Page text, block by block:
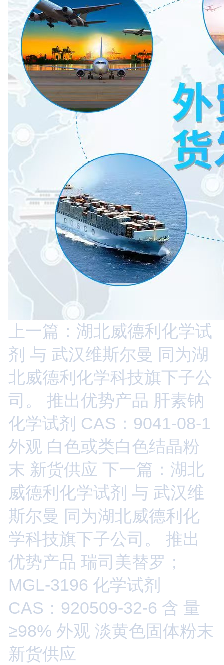
上一篇：湖北威德利化学试
剂 与 武汉维斯尔曼 同为湖
北威德利化学科技旗下子公
司。 推出优势产品 肝素钠
化学试剂 CAS：9041-08-1
外观 白色或类白色结晶粉
末 新货供应 下一篇：湖北
威德利化学试剂 与 武汉维
斯尔曼 同为湖北威德利化
学科技旗下子公司。 推出
优势产品 瑞司美替罗；
MGL-3196 化学试剂
CAS：920509-32-6 含 量
≥98% 外观 淡黄色固体粉末
新货供应